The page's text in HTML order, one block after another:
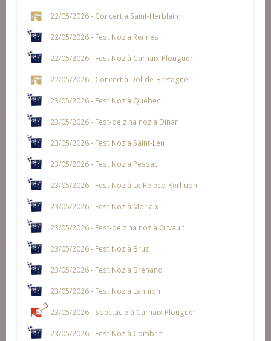
22/05/2026 - Concert à Saint-Herblain
22/05/2026 - Fest Noz à Rennes
22/05/2026 - Fest Noz à Carhaix-Plouguer
22/05/2026 - Concert à Dol-de-Bretagne
23/05/2026 - Fest Noz à Québec
23/05/2026 - Fest-deiz ha noz à Dinan
23/05/2026 - Fest Noz à Saint-Leu
23/05/2026 - Fest Noz à Pessac
23/05/2026 - Fest Noz à Le Relecq-Kerhuon
23/05/2026 - Fest Noz à Morlaix
23/05/2026 - Fest-deiz ha noz à Orvault
23/05/2026 - Fest Noz à Bruz
23/05/2026 - Fest Noz à Bréhand
23/05/2026 - Fest Noz à Lannion
23/05/2026 - Spectacle à Carhaix-Plouguer
23/05/2026 - Fest Noz à Combrit